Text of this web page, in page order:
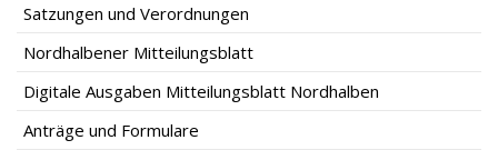
Satzungen und Verordnungen
Nordhalbener Mitteilungsblatt
Digitale Ausgaben Mitteilungsblatt Nordhalben
Anträge und Formulare